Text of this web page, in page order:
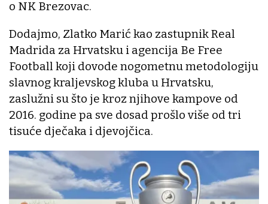
o NK Brezovac.
Dodajmo, Zlatko Marić kao zastupnik Real
Madrida za Hrvatsku i agencija Be Free
Football koji dovode nogometnu metodologiju
slavnog kraljevskog kluba u Hrvatsku,
zaslužni su što je kroz njihove kampove od
2016. godine pa sve dosad prošlo više od tri
tisuće dječaka i djevojčica.